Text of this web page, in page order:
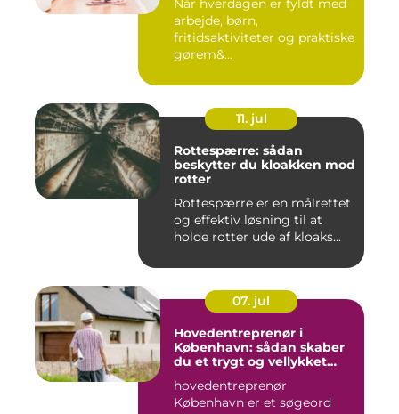
Når hverdagen er fyldt med
arbejde, børn,
fritidsaktiviteter og praktiske
gørem&...
11. jul
Rottespærre: sådan
beskytter du kloakken mod
rotter
Rottespærre er en målrettet
og effektiv løsning til at
holde rotter ude af kloaks...
07. jul
Hovedentreprenør i
København: sådan skaber
du et trygt og vellykket
hovedentreprenør
København er et søgeord